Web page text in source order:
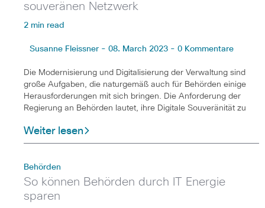
souveränen Netzwerk
2 min read
Susanne Fleissner - 08. March 2023 - 0 Kommentare
Die Modernisierung und Digitalisierung der Verwaltung sind
große Aufgaben, die naturgemäß auch für Behörden einige
Herausforderungen mit sich bringen. Die Anforderung der
Regierung an Behörden lautet, ihre Digitale Souveränität zu
Weiter lesen
Behörden
So können Behörden durch IT Energie
sparen